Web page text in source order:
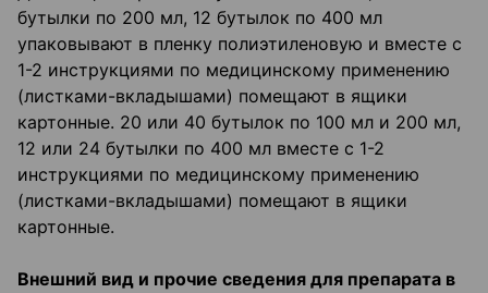
бутылки по 200 мл, 12 бутылок по 400 мл
упаковывают в пленку полиэтиленовую и вместе с
1-2 инструкциями по медицинскому применению
(листками-вкладышами) помещают в ящики
картонные. 20 или 40 бутылок по 100 мл и 200 мл,
12 или 24 бутылки по 400 мл вместе с 1-2
инструкциями по медицинскому применению
(листками-вкладышами) помещают в ящики
картонные.
Внешний вид и прочие сведения для препарата в